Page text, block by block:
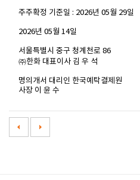
주주확정 기준일 : 2026년 05월 29일
2026년 05월 14일
서울특별시 중구 청계천로 86
㈜한화 대표이사 김 우 석
명의개서 대리인 한국예탁결제원
사장 이 윤 수